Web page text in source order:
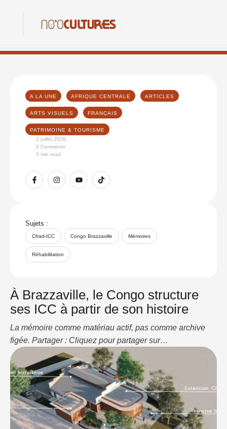
A LA UNE AFRIQUE CENTRALE ARTICLES
ARTS VISUELS FRANÇAIS
PATRIMOINE & TOURISME
2 juillet 2026
0 Comments
5 min read
Sujets :
Cfrad-ICC Congo Brazzaville Mémoires
Réhabilitation
À Brazzaville, le Congo structure
ses ICC à partir de son histoire
La mémoire comme matériau actif, pas comme archive
figée. Partager : Cliquez pour partager sur
WhatsApp(ouvre dans une nouvelle fenêtre) WhatsApp
Cliquez pour partager sur LinkedIn(ouvre dans une
nouvelle fenêtre) LinkedIn J’aime ça :J’aime
chargement…